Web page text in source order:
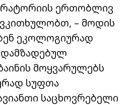
ერთობლივ
ვკითხულობთ, – მოდის
ეკოლოგიურად
მოყვარულებს
სუფთა
საცხოვრებელი